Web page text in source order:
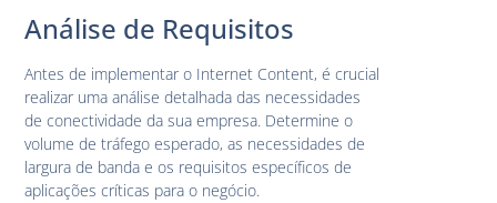
Análise de Requisitos
Antes de implementar o Internet Content, é crucial
realizar uma análise detalhada das necessidades
de conectividade da sua empresa. Determine o
volume de tráfego esperado, as necessidades de
largura de banda e os requisitos específicos de
aplicações críticas para o negócio.